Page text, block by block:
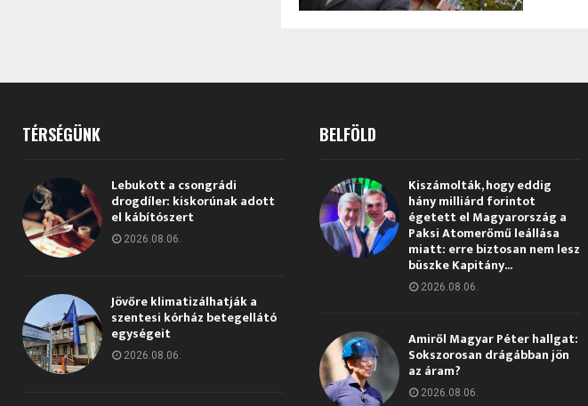
TÉRSÉGÜNK
Lebukott a csongrádi
drogdíler: kiskorúnak adott
el kábítószert
2026.08.06.
Jövőre klimatizálhatják a
szentesi kórház betegellátó
egységeit
2026.08.06.
BELFÖLD
Kiszámolták, hogy eddig
hány milliárd forintot
égetett el Magyarország a
Paksi Atomerőmű leállása
miatt: erre biztosan nem lesz
büszke Kapitány...
2026.08.06.
Amiről Magyar Péter hallgat:
Sokszorosan drágábban jön
az áram?
2026.08.06.